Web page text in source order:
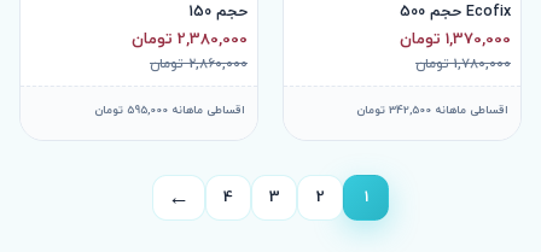
Ecofix حجم 500
1,370,000 تومان
1,780,000 تومان
اقساطی ماهانه 342,500 تومان
حجم 150
2,380,000 تومان
2,860,000 تومان
اقساطی ماهانه 595,000 تومان
1
2
3
4
←
صفحه